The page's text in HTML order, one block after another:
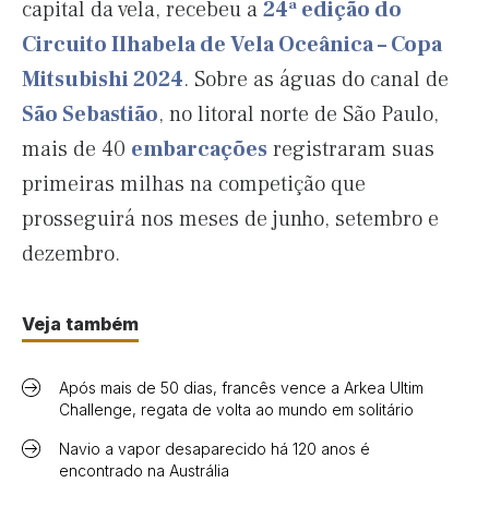
capital da vela, recebeu a24ª edição do
Circuito Ilhabela de Vela Oceânica – Copa
Mitsubishi 2024. Sobre as águas do canal de
São Sebastião, no litoral norte de São Paulo,
mais de 40 embarcações registraram suas
primeiras milhas na competição que
prosseguirá nos meses de junho, setembro e
dezembro.
Veja também
Após mais de 50 dias, francês vence a Arkea Ultim
Challenge, regata de volta ao mundo em solitário
Navio a vapor desaparecido há 120 anos é
encontrado na Austrália